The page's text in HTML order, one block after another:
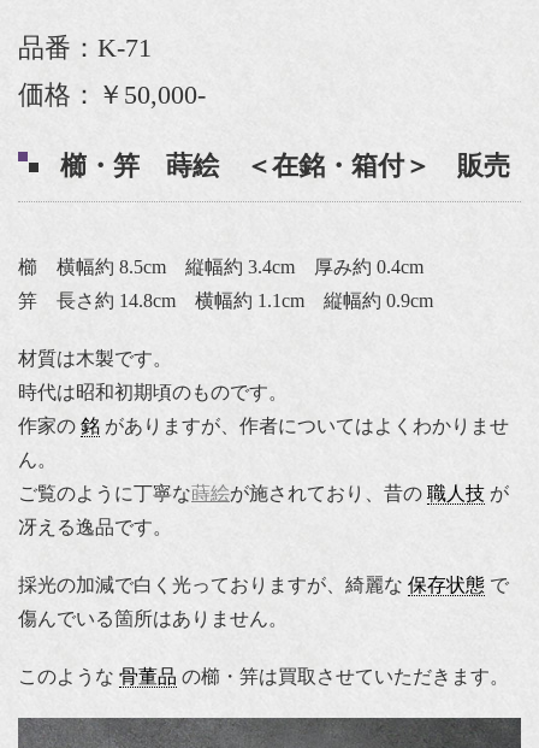
品番：K-71
価格：￥50,000-
櫛・笄 蒔絵 ＜在銘・箱付＞ 販売
櫛 横幅約 8.5cm 縦幅約 3.4cm 厚み約 0.4cm
笄 長さ約 14.8cm 横幅約 1.1cm 縦幅約 0.9cm
材質は木製です。
時代は昭和初期頃のものです。
作家の 銘 がありますが、作者についてはよくわかりませ
ん。
ご覧のように丁寧な蒔絵が施されており、昔の 職人技 が
冴える逸品です。
採光の加減で白く光っておりますが、綺麗な 保存状態 で
傷んでいる箇所はありません。
このような 骨董品 の櫛・笄は買取させていただきます。